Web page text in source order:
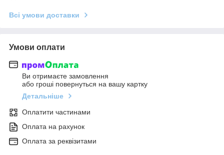
Всі умови доставки
Умови оплати
Ви отримаєте замовлення
або гроші повернуться на вашу картку
Детальніше
Оплатити частинами
Оплата на рахунок
Оплата за реквізитами